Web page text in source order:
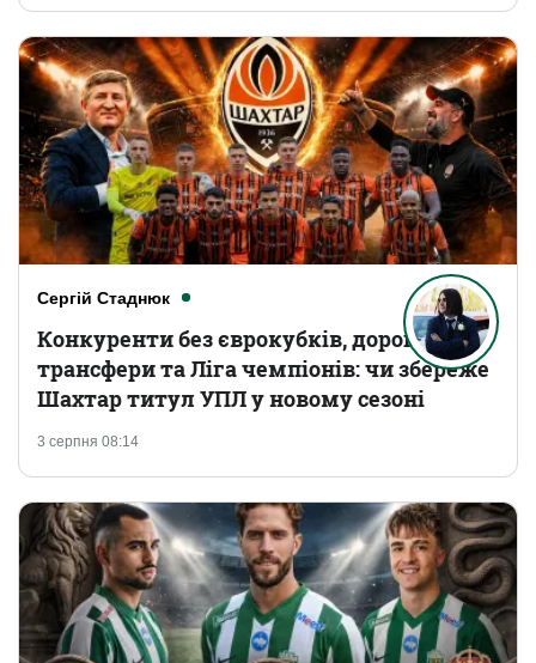
Сергій Стаднюк
3 серпня 08:14
Конкуренти без єврокубків, дорогі
трансфери та Ліга чемпіонів: чи збереже
Шахтар титул УПЛ у новому сезоні